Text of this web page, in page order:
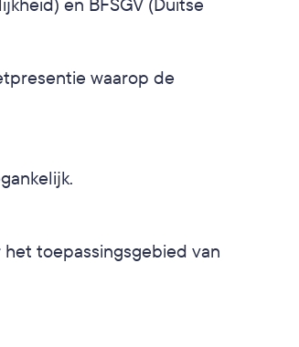
waarop de
toepassingsgebied van